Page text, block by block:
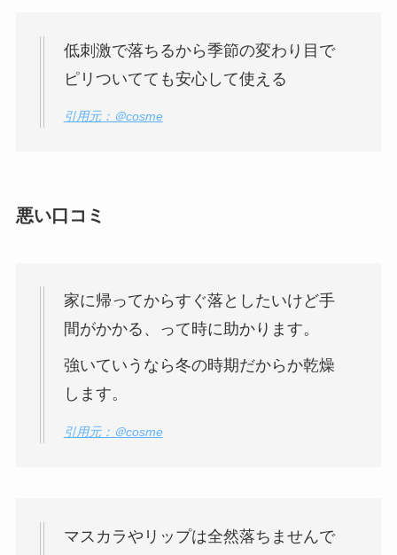
低刺激で落ちるから季節の変わり目で
ピリついてても安心して使える
引用元：＠cosme
悪い口コミ
家に帰ってからすぐ落としたいけど手
間がかかる、って時に助かります。
強いていうなら冬の時期だからか乾燥
します。
引用元：＠cosme
マスカラやリップは全然落ちませんで